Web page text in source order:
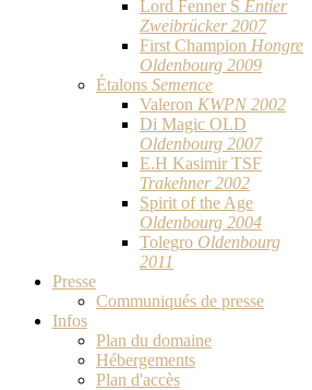
Lord Fenner S Entier
Zweibrücker 2007
First Champion Hongre
Oldenbourg 2009
Étalons Semence
Valeron KWPN 2002
Di Magic OLD
Oldenbourg 2007
E.H Kasimir TSF
Trakehner 2002
Spirit of the Age
Oldenbourg 2004
Tolegro Oldenbourg
2011
Presse
Communiqués de presse
Infos
Plan du domaine
Hébergements
Plan d'accès